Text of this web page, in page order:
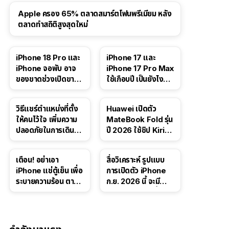
Apple ครอง 65% ตลาดสมาร์ตโฟนพรีเมียม หลัง
ตลาดทำสถิติสูงสุดใหม่
iPhone 18 Pro และ
iPhone จอพับ อาจ
ของขาดช่วงเปิดขาย
iPhone 17 และ
iPhone 17 Pro Max
ใช้เกือบปี เป็นยังไง
วิธีแชร์ตำแหน่งที่ตั้ง
ให้คนไว้ใจ เพิ่มความ
ปลอดภัยในการเดิน
Huawei เปิดตัว
MateBook Fold รุ่น
ปี 2026 ใช้ชิป Kirin
เตือน! อย่าเอา
iPhone แช่ตู้เย็น เพื่อ
ระบายความร้อน ตาม
สื่อวิเคราะห์ รูปแบบ
การเปิดตัว iPhone
ก.ย. 2026 นี้ จะมี